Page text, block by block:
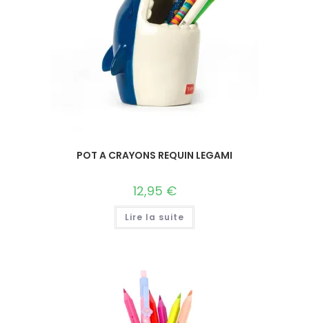
POT A CRAYONS REQUIN LEGAMI
12,95 €
Lire la suite